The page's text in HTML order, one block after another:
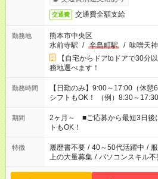
交通費 交通費全額支給
勤務地
熊本市中央区
水前寺駅 / 辛島町駅 / 味噌天
【自宅からドアtoドアで30分
務地選べます！
勤務時間
【日勤のみ】9:00～17:00（休憩60分） ■ご希望があ
シフトもOK！ （例）8:30～
「家族とお休みを合わせたい」
など、あなたのご希望に沿ったお仕
ーク希望の方へ 今ご覧のお仕事
のお仕事の勤務時間。 合計で週
ません
期間
2ヶ月～ ■ご応募から最短3日
トもOK！
特徴 履歴書不要 / 40～50代活躍中 /
上の大量募集 / パソコンスキル不